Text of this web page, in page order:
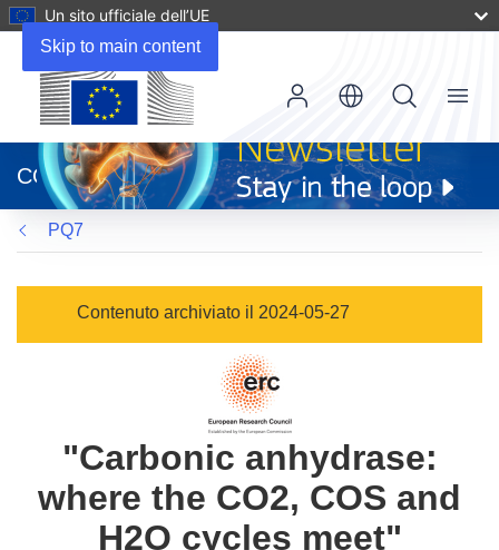
Skip to main content
Un sito ufficiale dell’UE
apre
in
una
nuova
finestra)
CORDIS
Menu
PQ7
Contenuto archiviato il 2024-05-27
"Carbonic anhydrase:
where the CO2, COS and
H2O cycles meet"